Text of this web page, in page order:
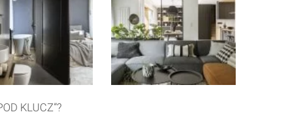
KLUCZ”?